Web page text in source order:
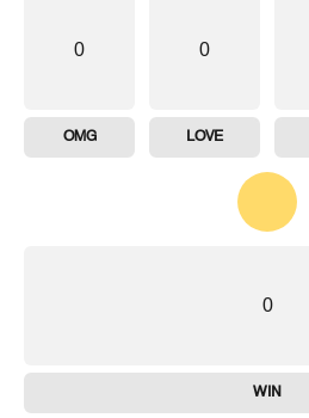
0
LOVE
0
OMG
0
WIN